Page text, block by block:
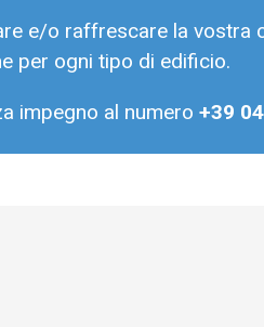
e/o raffrescare la vostra
per ogni tipo di edificio.
impegno al numero +39